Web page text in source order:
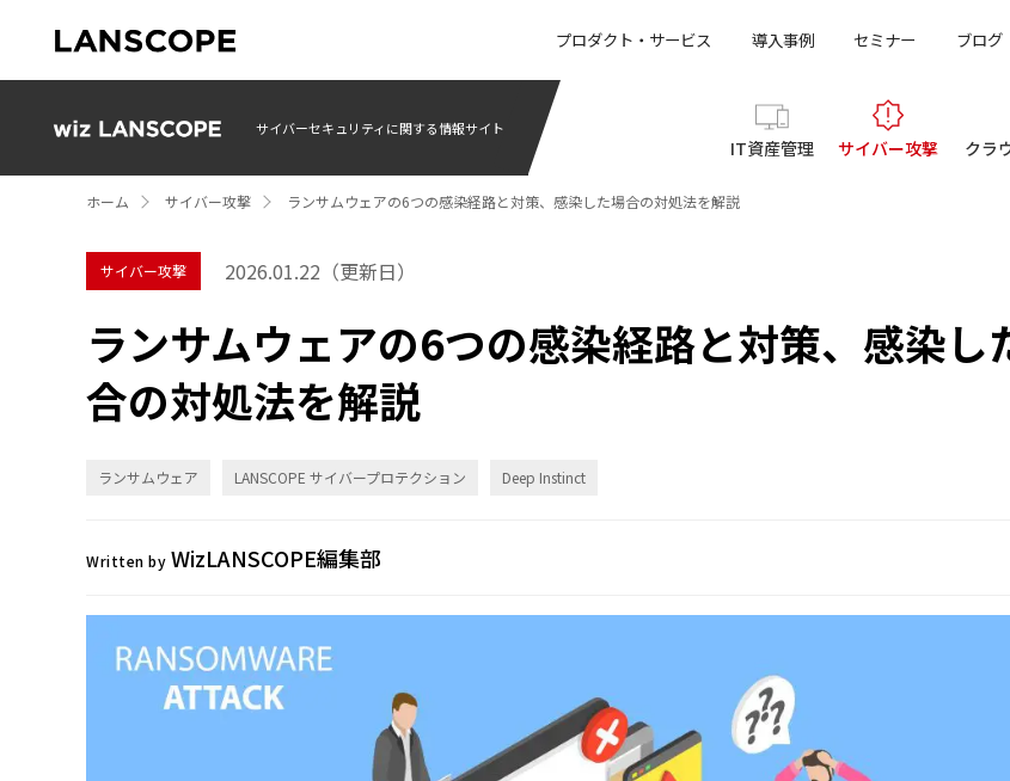
プロダクト・サービス 導入事例 セミナー ブログ
サイバーセキュリティに関する情報サイト
IT資産管理 サイバー攻撃 クラ
ホーム サイバー攻撃 ランサムウェアの6つの感染経路と対策、感染した場合の対処法を解説
サイバー攻撃 2026.01.22 （更新日）
ランサムウェアの6つの感染経路と対策、感染し
合の対処法を解説
ランサムウェア LANSCOPE サイバープロテクション Deep Instinct
Written by WizLANSCOPE編集部